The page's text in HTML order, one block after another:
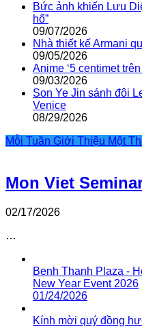
Bức ảnh khiến Lưu
hổ”
09/07/2026
Nhà thiết kế Armani
09/05/2026
Anime ‘5 centimet
09/03/2026
Son Ye Jin sánh đôi
Venice
08/29/2026
Mỗi Tuần Giới Thiệu Một
Mon Viet
02/17/2026
…
Benh Thanh Plaza -
New Year Event 2026
01/24/2026
Kính mời quý đồng